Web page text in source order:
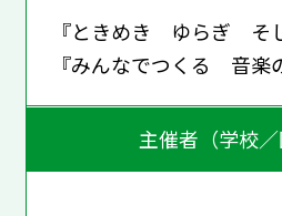
『ときめき ゆらぎ そ
『みんなでつくる 音楽
主催者（学校／